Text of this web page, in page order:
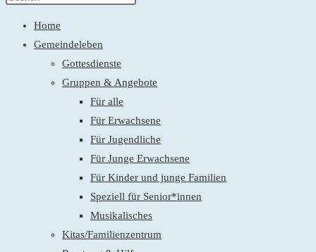
Home
Gemeindeleben
Gottesdienste
Gruppen & Angebote
Für alle
Für Erwachsene
Für Jugendliche
Für Junge Erwachsene
Für Kinder und junge Familien
Speziell für Senior*innen
Musikalisches
Kitas/Familienzentrum